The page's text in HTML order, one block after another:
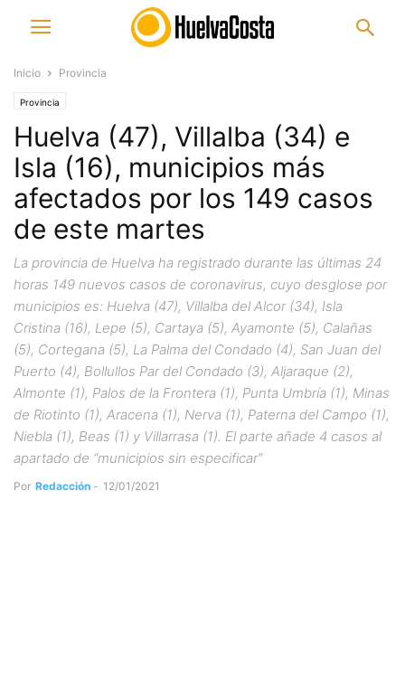
Inicio Provincia
Provincia
Huelva (47), Villalba (34) e
Isla (16), municipios más
afectados por los 149 casos
de este martes
La provincia de Huelva ha registrado durante las últimas 24
horas 149 nuevos casos de coronavirus, cuyo desglose por
municipios es: Huelva (47), Villalba del Alcor (34), Isla
Cristina (16), Lepe (5), Cartaya (5), Ayamonte (5), Calañas
(5), Cortegana (5), La Palma del Condado (4), San Juan del
Puerto (4), Bollullos Par del Condado (3), Aljaraque (2),
Almonte (1), Palos de la Frontera (1), Punta Umbría (1), Minas
de Riotinto (1), Aracena (1), Nerva (1), Paterna del Campo (1),
Niebla (1), Beas (1) y Villarrasa (1). El parte añade 4 casos al
apartado de “municipios sin especificar”
Por Redacción - 12/01/2021